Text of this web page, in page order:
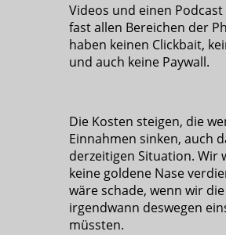
Videos und einen
fast allen Bereichen der
haben keinen Clickbait,
und auch keine Paywall.
Die Kosten steigen, die
Einnahmen sinken, auch
derzeitigen Situation. Wir
keine goldene Nase
wäre schade, wenn wir
irgendwann deswegen
müssten.